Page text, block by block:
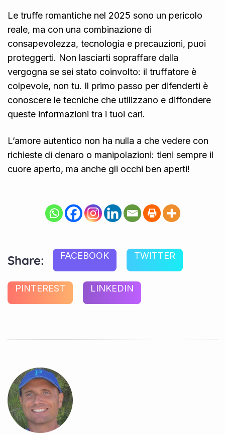
Le truffe romantiche nel 2025 sono un pericolo
reale, ma con una combinazione di
consapevolezza, tecnologia e precauzioni, puoi
proteggerti. Non lasciarti sopraffare dalla
vergogna se sei stato coinvolto: il truffatore è
colpevole, non tu. Il primo passo per difenderti è
conoscere le tecniche che utilizzano e diffondere
queste informazioni tra i tuoi cari.
L’amore autentico non ha nulla a che vedere con
richieste di denaro o manipolazioni: tieni sempre il
cuore aperto, ma anche gli occhi ben aperti!
Share: FACEBOOK TWITTER
PINTEREST LINKEDIN